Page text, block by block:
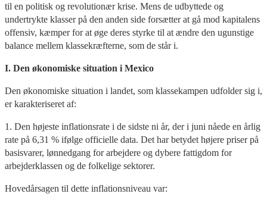
til en politisk og revolutionær krise. Mens de udbyttede og
undertrykte klasser på den anden side forsætter at gå mod kapitalens
offensiv, kæmper for at øge deres styrke til at ændre den ugunstige
balance mellem klassekræfterne, som de står i.
I. Den økonomiske situation i Mexico
Den økonomiske situation i landet, som klassekampen udfolder sig i,
er karakteriseret af:
1. Den højeste inflationsrate i de sidste ni år, der i juni nåede en årlig
rate på 6,31 % ifølge officielle data. Det har betydet højere priser på
basisvarer, lønnedgang for arbejdere og dybere fattigdom for
arbejderklassen og de folkelige sektorer.
Hovedårsagen til dette inflationsniveau var: